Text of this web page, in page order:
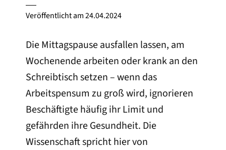
Veröffentlicht am24.04.2024
Die Mittagspause ausfallen lassen, am
Wochenende arbeiten oder krank an den
Schreibtisch setzen – wenn das
Arbeitspensum zu groß wird, ignorieren
Beschäftigte häufig ihr Limit und
gefährden ihre Gesundheit. Die
Wissenschaft spricht hier von